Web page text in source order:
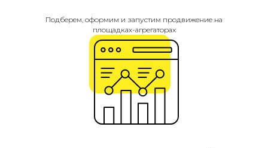
Подберем, оформим и запустим продвижение на
площадках-агрегаторах